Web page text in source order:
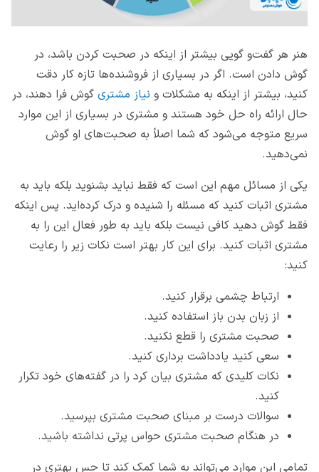
هنر هر گفت‌و گویی بیشتر از اینکه در صحبت کردن باشد، در
گوش دادن است. اگر در بسیاری از فروشنده‌ها تازه کار دقت
کنید، بیشتر از اینکه به مشکلات و نیاز مشتری گوش فرا دهند، در
حال ارائه راه حل خود هستند و مشتری در بسیاری از این موارد
سریع متوجه می‌شود که شما اصلاً به صحبت‌های او گوش
نمی‌دهید.
یکی از مسائل مهم این است که فقط نباید بشنوید بلکه باید به
مشتری اثبات کنید که مسئله را شنیده و درک کرده‌اید. پس اینکه
فقط گوش دهید کافی نیست بلکه باید به طور فعال این را به
مشتری اثبات کنید. برای این کار بهتر است نکات زیر را رعایت
کنید:
ارتباط چشمی برقرار کنید.
از زبان بدن باز استفاده کنید.
صحبت مشتری را قطع نکنید.
سعی کنید یادداشت برداری کنید.
نکات کلیدی که مشتری بیان کرد را در گفته‌های خود تکرار
کنید.
سوالات درست بر مبنای صحبت مشتری بپرسید.
در هنگام صحبت مشتری حواس پرتی نداشته باشید.
تمامی این موارد می‌تواند به شما کمک کند تا حس بهتری در